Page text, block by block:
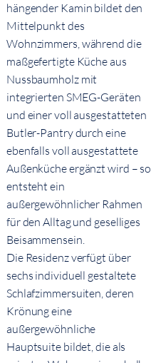
hängender Kamin bildet den
Mittelpunkt des
Wohnzimmers, während die
maßgefertigte Küche aus
Nussbaumholz mit
integrierten SMEG-Geräten
und einer voll ausgestatteten
Butler-Pantry durch eine
ebenfalls voll ausgestattete
Außenküche ergänzt wird – so
entsteht ein
außergewöhnlicher Rahmen
für den Alltag und geselliges
Beisammensein.
Die Residenz verfügt über
sechs individuell gestaltete
Schlafzimmersuiten, deren
Krönung eine
außergewöhnliche
Hauptsuite bildet, die als